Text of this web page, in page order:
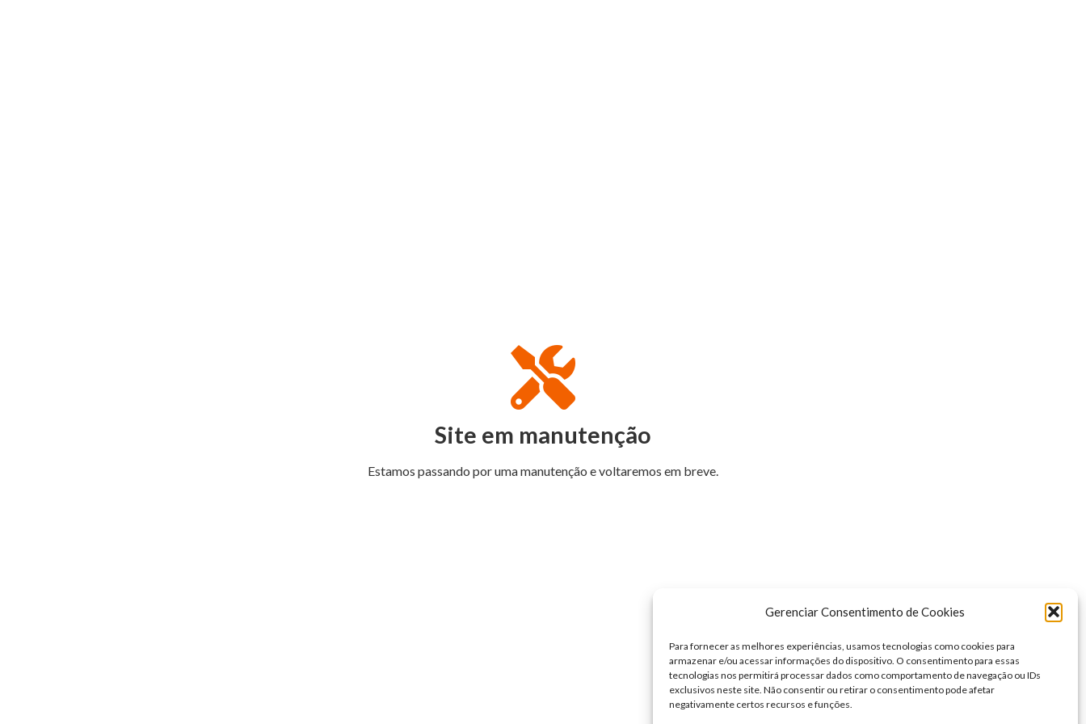
Gerenciar Consentimento de Cookies
Para fornecer as melhores experiências, usamos tecnologias como cookies para
armazenar e/ou acessar informações do dispositivo. O consentimento para essas
tecnologias nos permitirá processar dados como comportamento de navegação ou IDs
exclusivos neste site. Não consentir ou retirar o consentimento pode afetar
negativamente certos recursos e funções.
Site em manutenção
Estamos passando por uma manutenção e voltaremos em breve.